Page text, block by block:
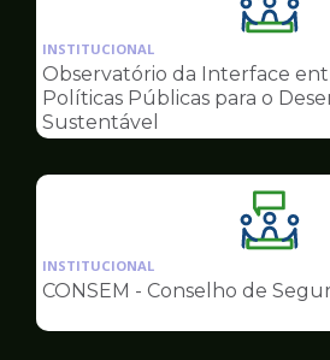
da
pagina
de
INSTITUCIONAL
Observatório da Interface
Políticas Públicas para o
Sustentável
da
pagina
INSTITUCIONAL
CONSEM - Conselho de